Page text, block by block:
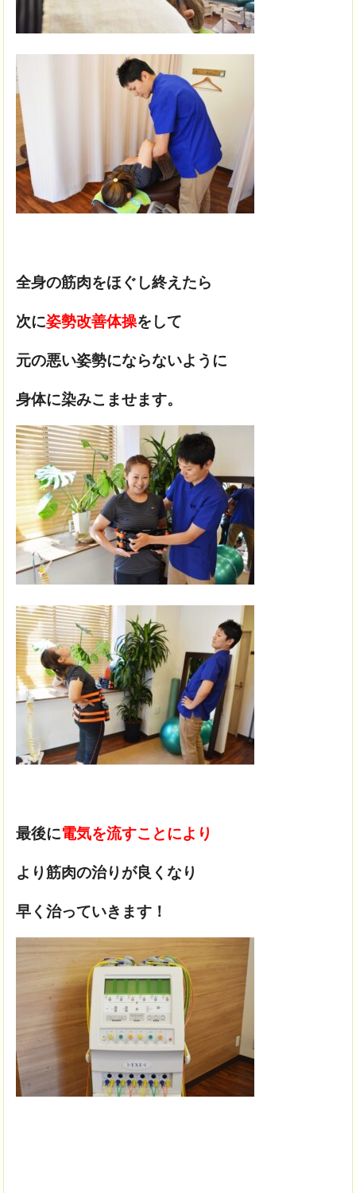
全身の筋肉をほぐし終えたら
次に姿勢改善体操をして
元の悪い姿勢にならないように
身体に染みこませます。
最後に電気を流すことにより
より筋肉の治りが良くなり
早く治っていきます！